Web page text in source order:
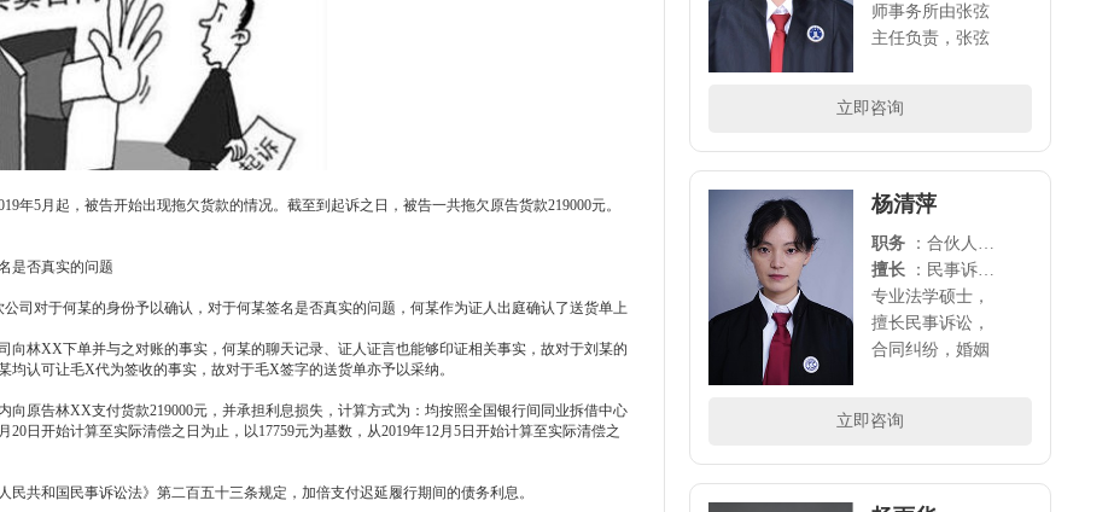
年5月起，被告开始出现拖欠货款的情况。截至到起诉之日，被告一共拖欠原告货款219000元。
是否真实的问题
司对于何某的身份予以确认，对于何某签名是否真实的问题，何某作为证人出庭确认了送货单上
向林XX下单并与之对账的事实，何某的聊天记录、证人证言也能够印证相关事实，故对于刘某的
认可让毛X代为签收的事实，故对于毛X签字的送货单亦予以采纳。
原告林XX支付货款219000元，并承担利息损失，计算方式为：均按照全国银行间同业拆借中心
日开始计算至实际清偿之日为止，以17759元为基数，从2019年12月5日开始计算至实际清偿之
共和国民事诉讼法》第二百五十三条规定，加倍支付迟延履行期间的债务利息。
师事务所由张弦
主任负责，张弦
学，2004开始从
究，历任多家律
所专职律师和律
建设、北京博儒
等）。中络宏博
现有律师..
立即咨询
杨清萍
职务 ：合伙人律师
擅长 ：民事诉讼，合同纠纷，婚姻家庭，债权债务， 工伤赔偿，劳动纠纷，知识产权等领域的法律诉讼
专业法学硕士，
擅长民事诉讼，
合同纠纷，婚姻
劳动纠纷，知识
律诉讼；杨律师
立即咨询